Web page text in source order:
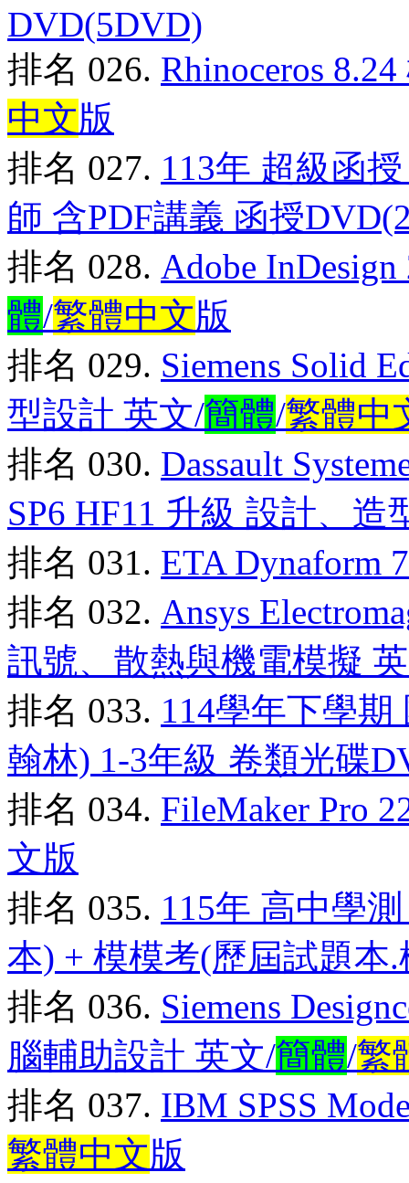
DVD(5DVD)
排名 026. Rhinoceros
中文版
排名 027. 113年 超級函
師 含PDF講義 函授
排名 028. Adobe
體/繁體中文版
排名 029. Siemens Solid
型設計 英文/簡體/繁體中
排名 030. Dassault
SP6 HF11 升級 設計、造
排名 031. ETA Dynaform
排名 032. Ansys
訊號、散熱與機電模擬
排名 033. 114學年下學
翰林) 1-3年級 卷類光碟
排名 034. FileMaker Pro
文版
排名 035. 115年 高中學
本) + 模模考(歷屆試題本
排名 036. Siemens
腦輔助設計 英文/簡體/繁
排名 037. IBM SPSS
繁體中文版